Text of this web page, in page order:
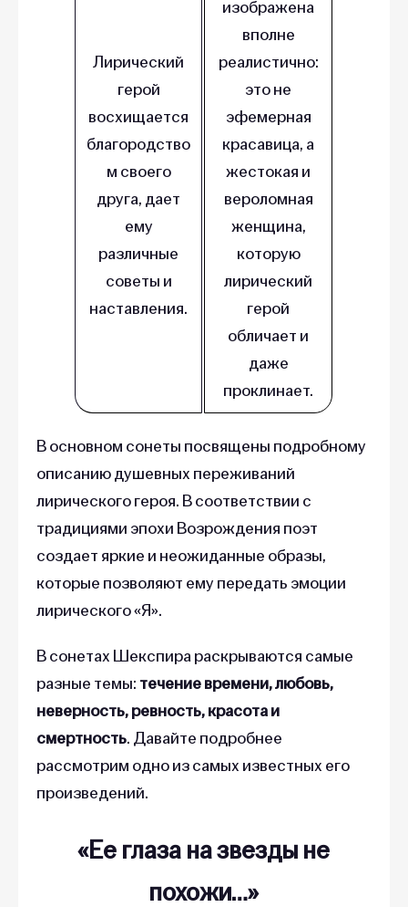
Лирический
герой
восхищается
благородство
м своего
друга, дает
ему
различные
советы и
наставления.
изображена
вполне
реалистично:
это не
эфемерная
красавица, а
жестокая и
вероломная
женщина,
которую
лирический
герой
обличает и
даже
проклинает.
В основном сонеты посвящены подробному
описанию душевных переживаний
лирического героя. В соответствии с
традициями эпохи Возрождения поэт
создает яркие и неожиданные образы,
которые позволяют ему передать эмоции
лирического «‎Я»‎.
В сонетах Шекспира раскрываются самые
разные темы: течение времени, любовь,
неверность, ревность, красота и
смертность. Давайте подробнее
рассмотрим одно из самых известных его
произведений.
«Ее глаза на звезды не
похожи…‎»‎